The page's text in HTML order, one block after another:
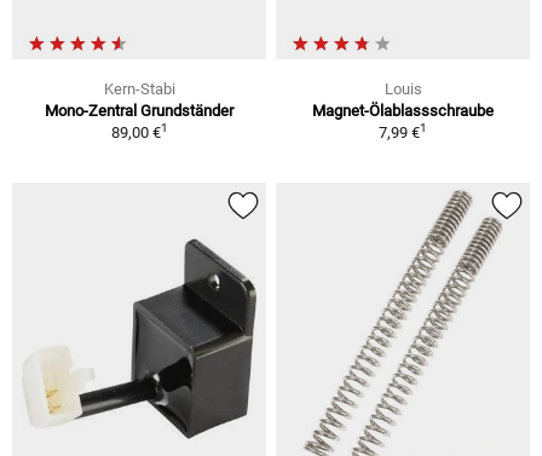
Kern-Stabi
Mono-Zentral Grundständer
89,00 €1
Louis
Magnet-Ölablassschraube
7,99 €1